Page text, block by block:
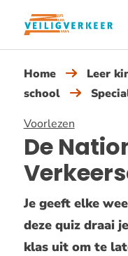
Overslaan
inhoud
gaan
Home Leer
school
Voorlezen
De
Je geeft elke
deze quiz draai
klas uit om te